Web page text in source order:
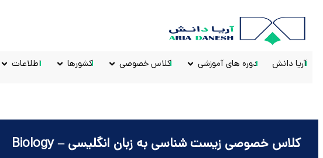
آریا دانش دوره های آموزشی کلاس خصوصی کشورها اطلاعات
کلاس خصوصی زیست شناسی به زبان انگلیسی – Biology